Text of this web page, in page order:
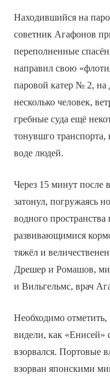
Находившийся на
советник Агафонов
переполненные
направил свою
паровой катер № 2, на
несколько человек,
гребные суда ещё
тонувшго
воде людей.
Через 15 минут после
затонул, погружаясь
водного
развивающимися
тяжёл и
Дрешер и Ромашов,
и Вильгельмс, врач
Необходимо
видели, как «Енисей»
взорвался. Портовые
взорван японскими